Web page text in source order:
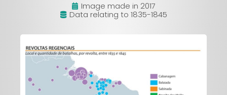
Image made in 2017
Data relating to 1835-1845